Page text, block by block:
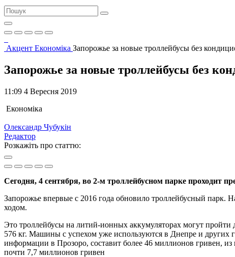
Акцент Економіка Запорожье за новые троллейбусы без
Запорожье за новые троллейбусы без
11:09 4 Вересня 2019
Економіка
Олександр Чубукін
Редактор
Розкажіть про статтю:
Сегодня, 4 сентября, во 2-м троллейбусном парке проходит
Запорожье впервые с 2016 года обновило троллейбусный парк.
ходом.
Это троллейбусы на литий-ионных аккумуляторах могут
576 кг. Машины с успехом уже используются в Днепре и других
информации в Прозоро, составит более 46 миллионов гривен,
почти 7,7 миллионов гривен